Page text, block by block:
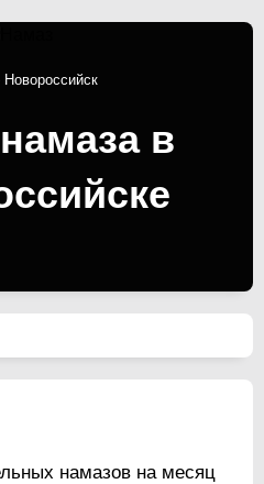
Новороссийск
в
намазов на месяц